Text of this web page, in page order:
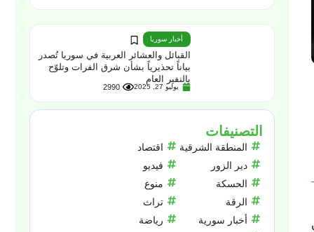
أخبار سوريا
القبائل والعشائر العربية في سوريا تُصدر
بياناً تحذيرياً بشأن شرق الفرات وتلوّح
بالنفير العام
يوليو 27, 2025 2990
التصنيفات
المنطقة الشرقية
دير الزور
الحسكة
الرقة
أخبار سورية
اقتصاد
فيديو
منوع
تراث
رياضة